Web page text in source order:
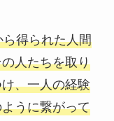
得られた人間
人たちを取り
、一人の経験
うに繋がって